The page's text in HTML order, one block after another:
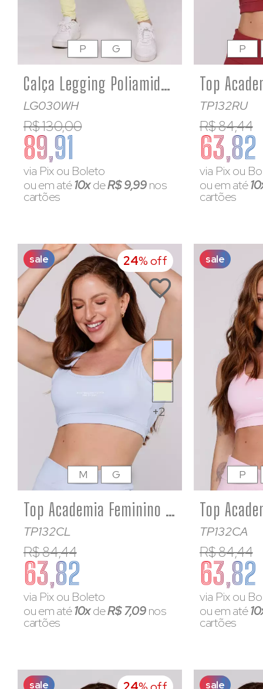
Calça Legging Poliamida Feminina Básica Amarelo Bebê
LG030WH
R$ 130,00
89,91
via Pix ou Boleto
ou em até10xdeR$ 9,99nos
cartões
P G
TP132RU
R$ 84,44
63,82
via Pix ou
ou em até
cartões
P
sale 24% off
+2
Top Academia Feminino Estampado Costas Aberta Poliamida Azul bebê
TP132CL
R$ 84,44
63,82
via Pix ou Boleto
ou em até10xdeR$ 7,09nos
cartões
M G
sale
TP132CA
R$ 84,44
63,82
via Pix ou
ou em até
cartões
P
sale sale